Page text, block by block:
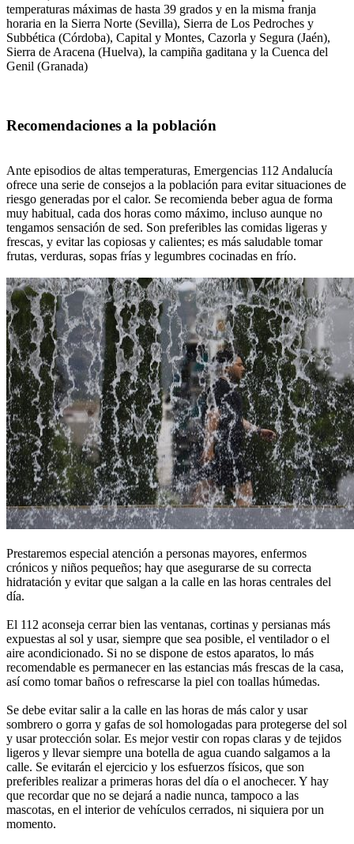
temperaturas máximas de hasta 39 grados y en la misma franja
horaria en la Sierra Norte (Sevilla), Sierra de Los Pedroches y
Subbética (Córdoba), Capital y Montes, Cazorla y Segura (Jaén),
Sierra de Aracena (Huelva), la campiña gaditana y la Cuenca del
Genil (Granada)
Recomendaciones a la población
Ante episodios de altas temperaturas, Emergencias 112 Andalucía
ofrece una serie de consejos a la población para evitar situaciones de
riesgo generadas por el calor. Se recomienda beber agua de forma
muy habitual, cada dos horas como máximo, incluso aunque no
tengamos sensación de sed. Son preferibles las comidas ligeras y
frescas, y evitar las copiosas y calientes; es más saludable tomar
frutas, verduras, sopas frías y legumbres cocinadas en frío.
Prestaremos especial atención a personas mayores, enfermos
crónicos y niños pequeños; hay que asegurarse de su correcta
hidratación y evitar que salgan a la calle en las horas centrales del
día.
El 112 aconseja cerrar bien las ventanas, cortinas y persianas más
expuestas al sol y usar, siempre que sea posible, el ventilador o el
aire acondicionado. Si no se dispone de estos aparatos, lo más
recomendable es permanecer en las estancias más frescas de la casa,
así como tomar baños o refrescarse la piel con toallas húmedas.
Se debe evitar salir a la calle en las horas de más calor y usar
sombrero o gorra y gafas de sol homologadas para protegerse del sol
y usar protección solar. Es mejor vestir con ropas claras y de tejidos
ligeros y llevar siempre una botella de agua cuando salgamos a la
calle. Se evitarán el ejercicio y los esfuerzos físicos, que son
preferibles realizar a primeras horas del día o el anochecer. Y hay
que recordar que no se dejará a nadie nunca, tampoco a las
mascotas, en el interior de vehículos cerrados, ni siquiera por un
momento.